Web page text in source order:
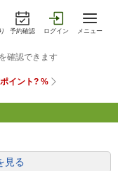
予約確認 ログイン メニュー
見る